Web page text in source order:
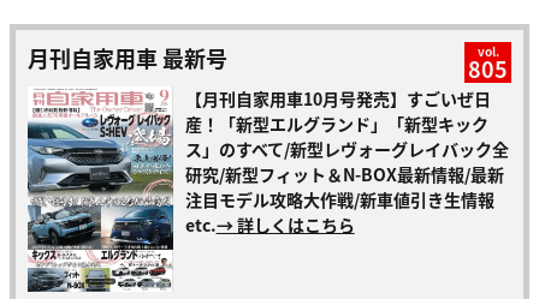
月刊自家用車 最新号 vol.
805
【月刊自家用車10月号発売】すごいぜ日
産！「新型エルグランド」「新型キック
ス」のすべて/新型レヴォーグレイバック全
研究/新型フィット＆N-BOX最新情報/最新
注目モデル攻略大作戦/新車値引き生情報
etc.→ 詳しくはこちら